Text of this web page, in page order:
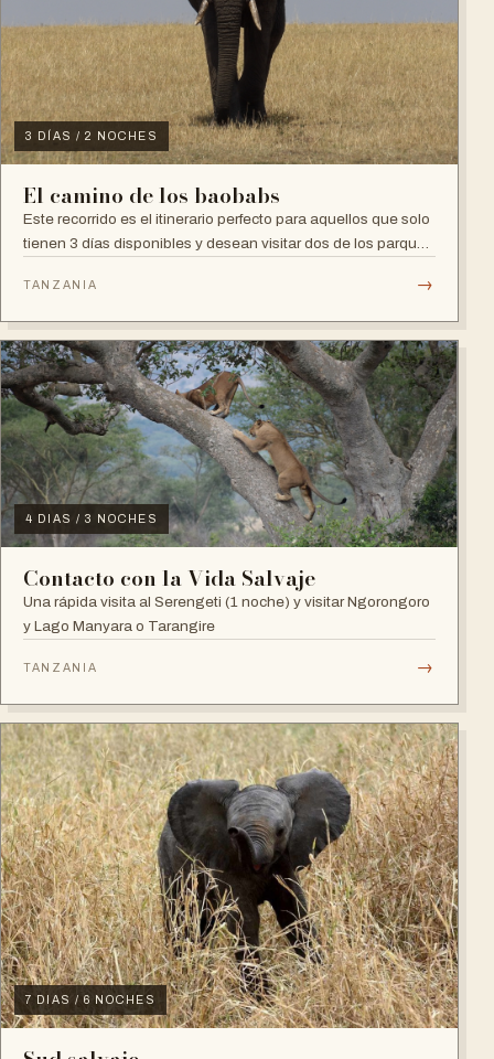
3 DÍAS / 2 NOCHES
El camino de los baobabs
Este recorrido es el itinerario perfecto para aquellos que solo
tienen 3 días disponibles y desean visitar dos de los parques
TANZANIA →
4 DIAS / 3 NOCHES
Contacto con la Vida Salvaje
Una rápida visita al Serengeti (1 noche) y visitar Ngorongoro
y Lago Manyara o Tarangire
TANZANIA →
7 DIAS / 6 NOCHES